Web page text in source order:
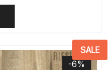
-6%
SALE